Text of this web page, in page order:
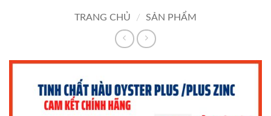
TRANG CHỦ / SẢN PHẨM